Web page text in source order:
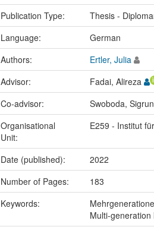
Publication Type:
Thesis -
Language:
German
Authors:
Ertler, Julia
Advisor:
Fadai, Alireza
Co-advisor:
Swoboda, Sigrun
Organisational
Unit:
E259 - Institut
Date (published): 2022
Number of Pages:
183
Keywords:
Multi-